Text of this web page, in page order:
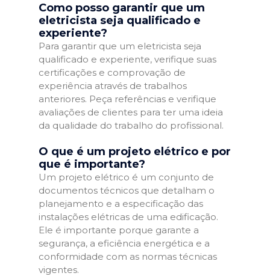
Como posso garantir que um
eletricista seja qualificado e
experiente?
Para garantir que um eletricista seja
qualificado e experiente, verifique suas
certificações e comprovação de
experiência através de trabalhos
anteriores. Peça referências e verifique
avaliações de clientes para ter uma ideia
da qualidade do trabalho do profissional.
O que é um projeto elétrico e por
que é importante?
Um projeto elétrico é um conjunto de
documentos técnicos que detalham o
planejamento e a especificação das
instalações elétricas de uma edificação.
Ele é importante porque garante a
segurança, a eficiência energética e a
conformidade com as normas técnicas
vigentes.